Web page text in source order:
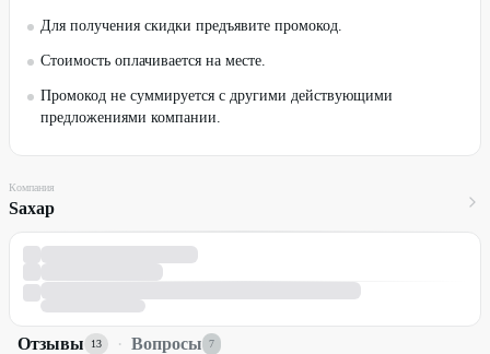
Для получения скидки предъявите промокод.
Стоимость оплачивается на месте.
Промокод не суммируется с другими действующими
предложениями компании.
Компания
Sахар
Отзывы 13 · Вопросы 7